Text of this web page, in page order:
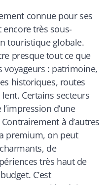
connue pour ses
très sous-
touristique globale.
presque tout ce que
voyageurs : patrimoine,
historiques, routes
Certains secteurs
d’une
à d’autres
premium, on peut
de
très haut de
C’est